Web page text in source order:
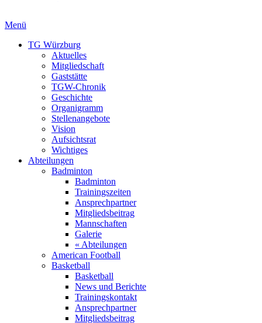
Menü
TG Würzburg
Aktuelles
Mitgliedschaft
Gaststätte
TGW-Chronik
Geschichte
Organigramm
Stellenangebote
Vision
Aufsichtsrat
Wichtiges
Abteilungen
Badminton
Badminton
Trainingszeiten
Ansprechpartner
Mitgliedsbeitrag
Mannschaften
Galerie
« Abteilungen
American Football
Basketball
Basketball
News und Berichte
Trainingskontakt
Ansprechpartner
Mitgliedsbeitrag